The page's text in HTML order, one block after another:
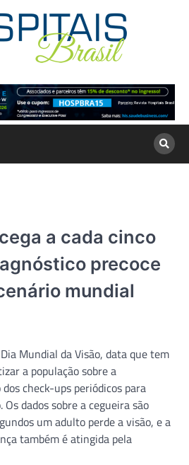
a cada cinco
precoce
mundial
Mundial da Visão, data que tem
a população sobre a
check-ups periódicos para
dados sobre a cegueira são
um adulto perde a visão, e a
também é atingida pela